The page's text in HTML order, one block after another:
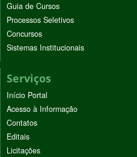
Guia de Cursos
Processos Seletivos
Concursos
Sistemas Institucionais
Serviços
Início Portal
Acesso à Informação
Contatos
Editais
Licitações